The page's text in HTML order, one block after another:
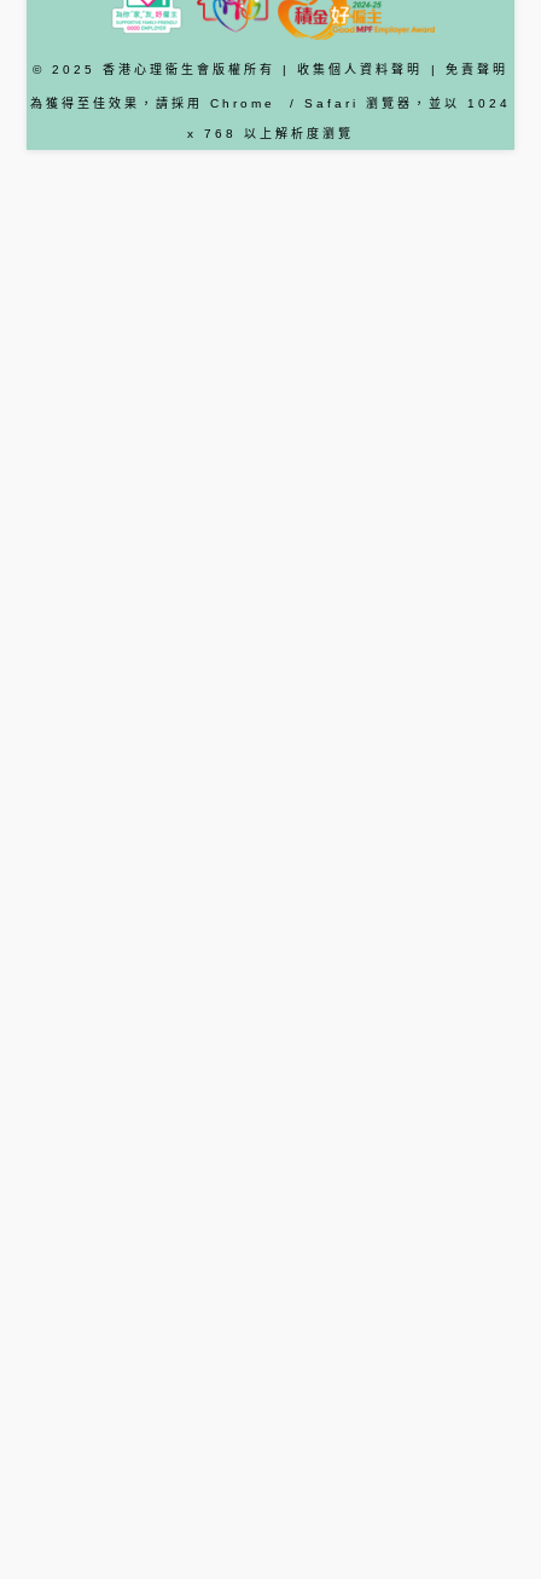
© 2025 香港心理衞生會版權所有 | 收集個人資料聲明 | 免責聲明
為獲得至佳效果，請採用 Chrome / Safari 瀏覽器 ，並以 1024
x 768 以上解析度瀏覽